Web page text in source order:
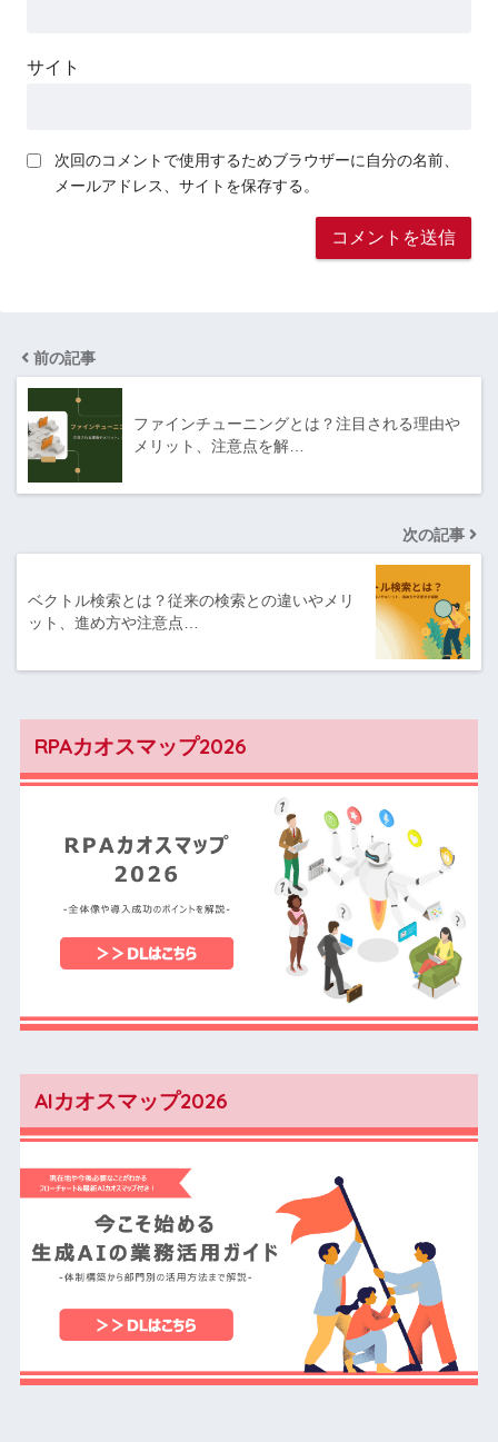
サイト
次回のコメントで使用するためブラウザーに自分の名前、
メールアドレス、サイトを保存する。
前の記事
ファインチューニングとは？注目される理由や
メリット、注意点を解…
次の記事
ベクトル検索とは？従来の検索との違いやメリ
ット、進め方や注意点…
RPAカオスマップ2026
AIカオスマップ2026